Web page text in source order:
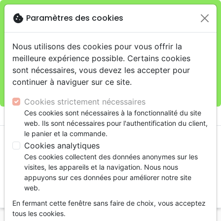
Je veux retirer ma commande au 11 rue de Rive,
Genèveclose
warningCette boutique en ligne est limitée au retrait en
magasin.
Pour les livraisons à domicile, veuillez passer vos
commandes sur la boutique La Maison de la Bible
shopping_cart
cookie Paramètres des cookies
Nous utilisons des cookies pour vous offrir la
meilleure expérience possible. Certains cookies
sont nécessaires, vous devez les accepter pour
continuer à naviguer sur ce site.
Cookies strictement nécessaires
Ces cookies sont nécessaires à la fonctionnalité du site
web. Ils sont nécessaires pour l'authentification du client,
le panier et la commande.
Cookies analytiques
Ces cookies collectent des données anonymes sur les
visites, les appareils et la navigation. Nous nous
appuyons sur ces données pour améliorer notre site
web.
En fermant cette fenêtre sans faire de choix, vous acceptez
tous les cookies.